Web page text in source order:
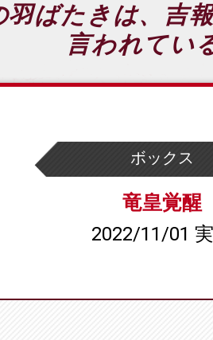
羽ばたきは、吉
言われてい
ボックス
竜皇覚醒
2022/11/01